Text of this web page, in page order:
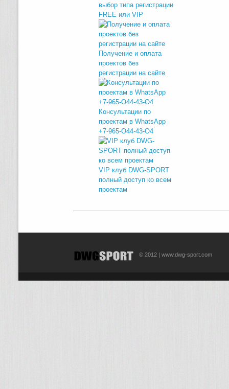
выбор типа регистрации
FREE или VIP
Получение и оплата
проектов без
регистрации на сайте
Консультации по
проектам в WhatsApp
+7-965-O44-43-O4
VIP клуб DWG-SPORT
полный доступ ко всем
проектам
© 2012 | www.dwg-sport.com